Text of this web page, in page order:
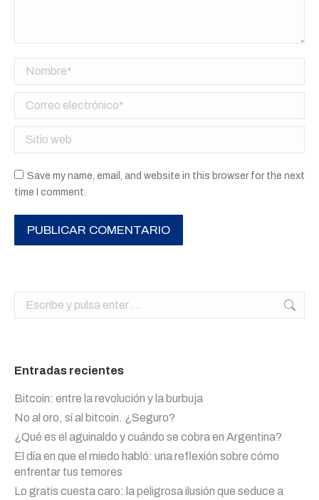
Nombre *
Correo electrónico *
Sitio web
Save my name, email, and website in this browser for the next
time I comment.
PUBLICAR COMENTARIO
Buscar:
Entradas recientes
Bitcoin: entre la revolución y la burbuja
No al oro, sí al bitcoin. ¿Seguro?
¿Qué es el aguinaldo y cuándo se cobra en Argentina?
El día en que el miedo habló: una reflexión sobre cómo
enfrentar tus temores
Lo gratis cuesta caro: la peligrosa ilusión que seduce a